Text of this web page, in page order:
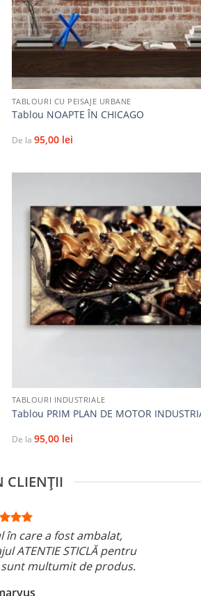
TABLOURI CU PEISAJE URBANE
Tablou NOAPTE ÎN CHICAGO
De la 95,00 lei
TABLOURI INDUSTRIALE
Tablou PRIM PLAN DE MOTOR
De la 95,00 lei
CLIENȚII
care a fost ambalat,
ATENTIE STICLĂ pentru
multumit de produs.